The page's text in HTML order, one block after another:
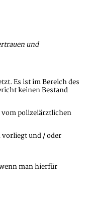
und
Es ist im Bereich des
keinen Bestand
vom polizeiärztlichen
vorliegt und / oder
man hierfür